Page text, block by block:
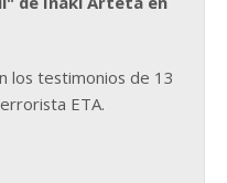
los testimonios de 13
ETA.